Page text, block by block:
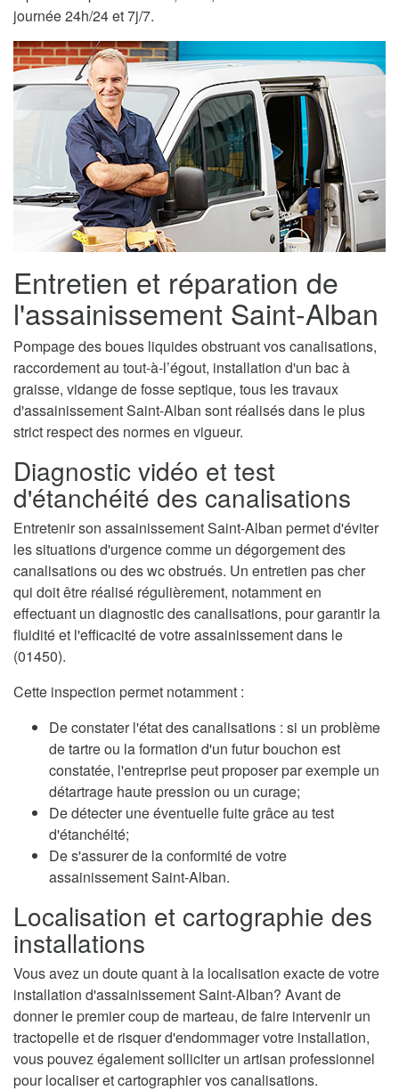
journée 24h/24 et 7j/7.
Entretien et réparation de
l'assainissement Saint-Alban
Pompage des boues liquides obstruant vos canalisations,
raccordement au tout-à-l’égout, installation d'un bac à
graisse, vidange de fosse septique, tous les travaux
d'assainissement Saint-Alban sont réalisés dans le plus
strict respect des normes en vigueur.
Diagnostic vidéo et test
d'étanchéité des canalisations
Entretenir son assainissement Saint-Alban permet d'éviter
les situations d'urgence comme un dégorgement des
canalisations ou des wc obstrués. Un entretien pas cher
qui doit être réalisé régulièrement, notamment en
effectuant un diagnostic des canalisations, pour garantir la
fluidité et l'efficacité de votre assainissement dans le
(01450).
Cette inspection permet notamment :
De constater l'état des canalisations : si un problème
de tartre ou la formation d'un futur bouchon est
constatée, l'entreprise peut proposer par exemple un
détartrage haute pression ou un curage;
De détecter une éventuelle fuite grâce au test
d'étanchéité;
De s'assurer de la conformité de votre
assainissement Saint-Alban.
Localisation et cartographie des
installations
Vous avez un doute quant à la localisation exacte de votre
installation d'assainissement Saint-Alban? Avant de
donner le premier coup de marteau, de faire intervenir un
tractopelle et de risquer d'endommager votre installation,
vous pouvez également solliciter un artisan professionnel
pour localiser et cartographier vos canalisations.